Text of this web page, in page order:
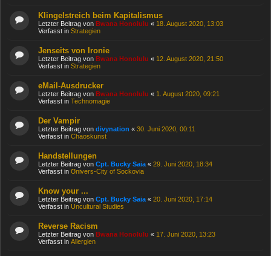
Klingelstreich beim Kapitalismus
Letzter Beitrag von Bwana Honolulu « 18. August 2020, 13:03
Verfasst in Strategien
Jenseits von Ironie
Letzter Beitrag von Bwana Honolulu « 12. August 2020, 21:50
Verfasst in Strategien
eMail-Ausdrucker
Letzter Beitrag von Bwana Honolulu « 1. August 2020, 09:21
Verfasst in Technomagie
Der Vampir
Letzter Beitrag von divynation « 30. Juni 2020, 00:11
Verfasst in Chaoskunst
Handstellungen
Letzter Beitrag von Cpt. Bucky Saia « 29. Juni 2020, 18:34
Verfasst in Ʊnivers-City of Sockovia
Know your ...
Letzter Beitrag von Cpt. Bucky Saia « 20. Juni 2020, 17:14
Verfasst in Uncultural Studies
Reverse Racism
Letzter Beitrag von Bwana Honolulu « 17. Juni 2020, 13:23
Verfasst in Allergien